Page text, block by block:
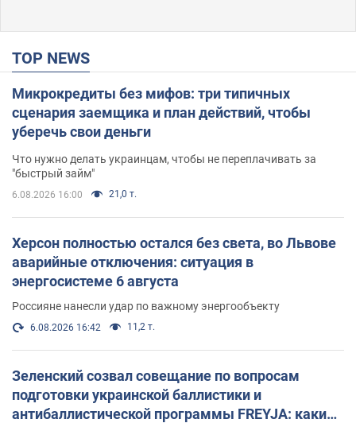
TOP NEWS
Микрокредиты без мифов: три типичных
сценария заемщика и план действий, чтобы
уберечь свои деньги
Что нужно делать украинцам, чтобы не переплачивать за
"быстрый займ"
6.08.2026 16:00 21,0 т.
Херсон полностью остался без света, во Львове
аварийные отключения: ситуация в
энергосистеме 6 августа
Россияне нанесли удар по важному энергообъекту
6.08.2026 16:42 11,2 т.
Зеленский созвал совещание по вопросам
подготовки украинской баллистики и
антибаллистической программы FREYJA: какие